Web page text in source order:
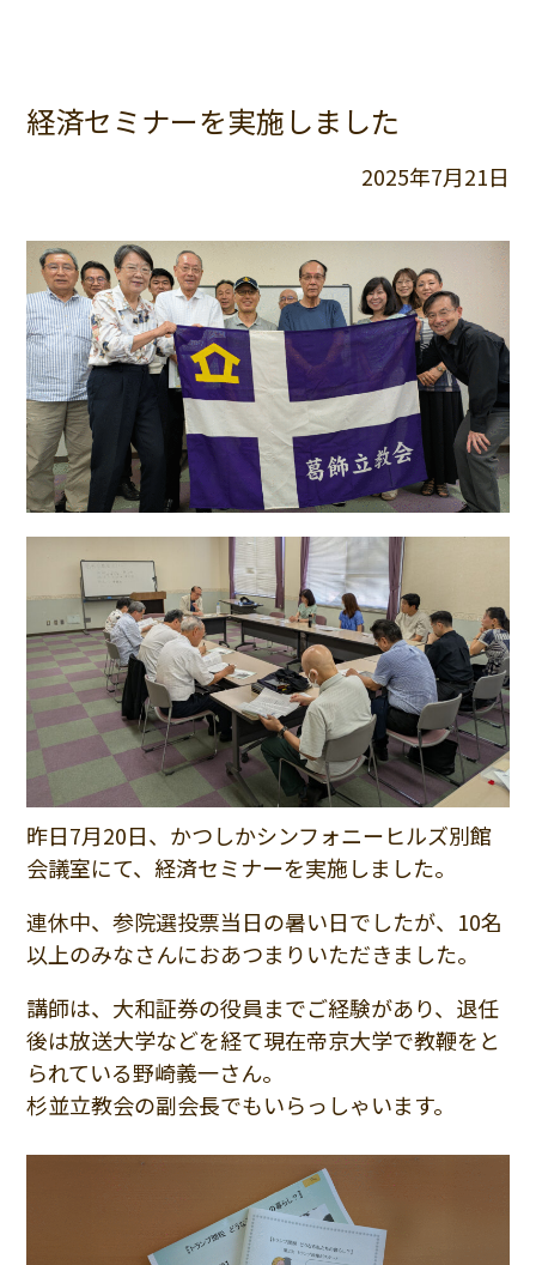
経済セミナーを実施しました
2025年7月21日
昨日7月20日、かつしかシンフォニーヒルズ別館
会議室にて、経済セミナーを実施しました。
連休中、参院選投票当日の暑い日でしたが、10名
以上のみなさんにおあつまりいただきました。
講師は、大和証券の役員までご経験があり、退任
後は放送大学などを経て現在帝京大学で教鞭をと
られている野崎義一さん。
杉並立教会の副会長でもいらっしゃいます。